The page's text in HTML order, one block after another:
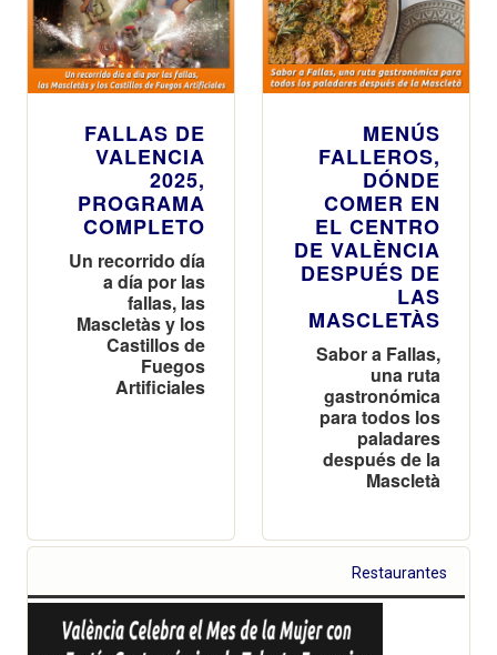
FALLAS DE
VALENCIA
2025,
PROGRAMA
COMPLETO
Un recorrido día
a día por las
fallas, las
Mascletàs y los
Castillos de
Fuegos
Artificiales
MENÚS
FALLEROS,
DÓNDE
COMER EN
EL CENTRO
DE VALÈNCIA
DESPUÉS DE
LAS
MASCLETÀS
Sabor a Fallas,
una ruta
gastronómica
para todos los
paladares
después de la
Mascletà
Restaurantes